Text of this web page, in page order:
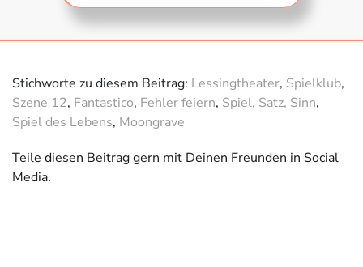
Stichworte zu diesem Beitrag: Lessingtheater, Spielklub,
Szene 12, Fantastico, Fehler feiern, Spiel, Satz, Sinn,
Spiel des Lebens, Moongrave
Teile diesen Beitrag gern mit Deinen Freunden in Social
Media.